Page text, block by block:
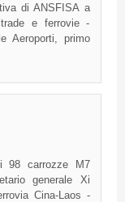
di ANSFISA a
e ferrovie -
Aeroporti, primo
98 carrozze M7
generale Xi
Cina-Laos -